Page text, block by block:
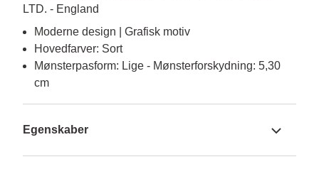
LTD. - England
Moderne design | Grafisk motiv
Hovedfarver: Sort
Mønsterpasform: Lige - Mønsterforskydning: 5,30
cm
Egenskaber